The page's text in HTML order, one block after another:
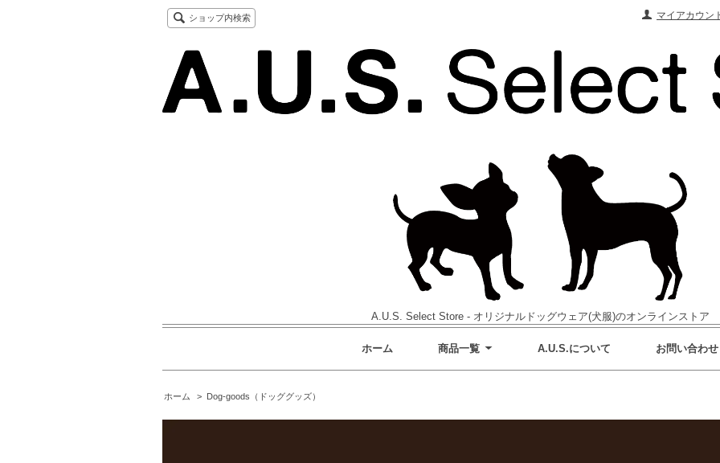
マイアカウン
ショップ内検索
A.U.S. Select Store - オリジナルドッグウェア(犬服)のオンラインストア
ホーム 商品一覧 A.U.S.について お問い合わせ
ホーム > Dog-goods（ドッググッズ）